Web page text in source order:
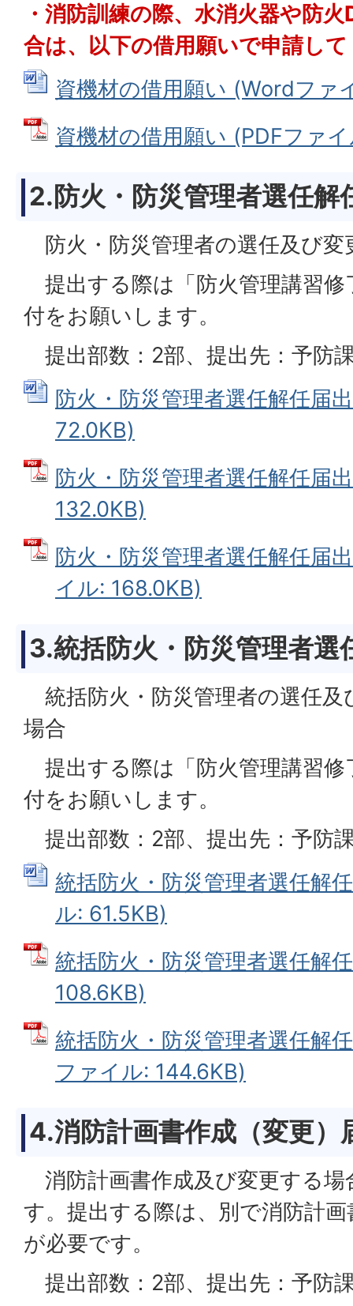
・消防訓練の際、水消火器や防
合は、以下の借用願いで申請し
資機材の借用願い (Wordファ
資機材の借用願い (PDFファ
2.防火・防災管理者選任解
防火・防災管理者の選任及び変
提出する際は「防火管理講習修
付をお願いします。
提出部数：2部、提出先：予防
防火・防災管理者選任解任届
72.0KB)
防火・防災管理者選任解任届
132.0KB)
防火・防災管理者選任解任届
イル: 168.0KB)
3.統括防火・防災管理者選
統括防火・防災管理者の選任及
場合
提出する際は「防火管理講習修
付をお願いします。
提出部数：2部、提出先：予防
統括防火・防災管理者選任解
ル: 61.5KB)
統括防火・防災管理者選任解
108.6KB)
統括防火・防災管理者選任解
ファイル: 144.6KB)
4.消防計画書作成（変更）
消防計画書作成及び変更する場
す。提出する際は、別で消防計
が必要です。
提出部数：2部、提出先：予防